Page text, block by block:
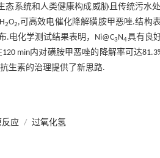
态系统和人类健康构成威胁且传统污水
2O2,可高效电催化降解磺胺甲恶唑.结构
.电化学测试结果表明，Ni@C3N4具有良
120 min内对磺胺甲恶唑的降解率可达
生素的治理提供了新思路.
反应 / 过氧化氢